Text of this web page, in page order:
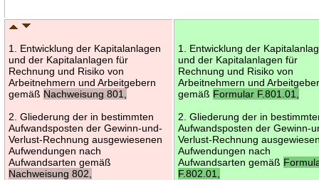
1. Entwicklung der Kapitalanlagen
und der Kapitalanlagen für
Rechnung und Risiko von
Arbeitnehmern und Arbeitgebern
gemäß Nachweisung 801,
2. Gliederung der in bestimmten
Aufwandsposten der Gewinn-und-
Verlust-Rechnung ausgewiesenen
Aufwendungen nach
Aufwandsarten gemäß
Nachweisung 802,
1. Entwicklung der
und der Kapitalanlagen für
Rechnung und Risiko von
Arbeitnehmern und
gemäß Formular F.801.01,
2. Gliederung der in
Aufwandsposten der Gewinn-
Verlust-Rechnung
Aufwendungen nach
Aufwandsarten gemäß
F.802.01,